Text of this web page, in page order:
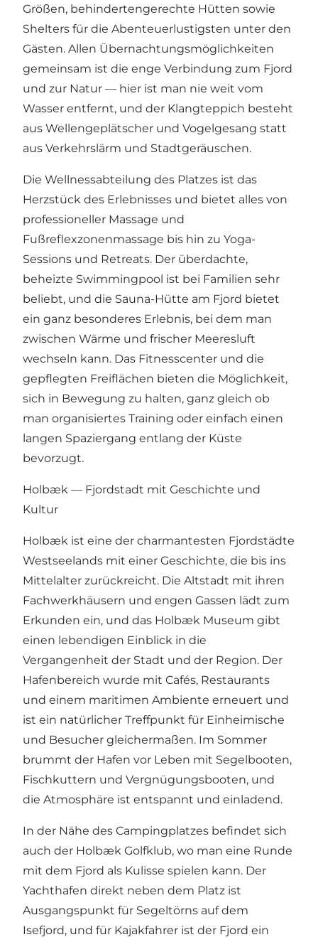
Größen, behindertengerechte Hütten sowie
Shelters für die Abenteuerlustigsten unter den
Gästen. Allen Übernachtungsmöglichkeiten
gemeinsam ist die enge Verbindung zum Fjord
und zur Natur — hier ist man nie weit vom
Wasser entfernt, und der Klangteppich besteht
aus Wellengeplätscher und Vogelgesang statt
aus Verkehrslärm und Stadtgeräuschen.
Die Wellnessabteilung des Platzes ist das
Herzstück des Erlebnisses und bietet alles von
professioneller Massage und
Fußreflexzonenmassage bis hin zu Yoga-
Sessions und Retreats. Der überdachte,
beheizte Swimmingpool ist bei Familien sehr
beliebt, und die Sauna-Hütte am Fjord bietet
ein ganz besonderes Erlebnis, bei dem man
zwischen Wärme und frischer Meeresluft
wechseln kann. Das Fitnesscenter und die
gepflegten Freiflächen bieten die Möglichkeit,
sich in Bewegung zu halten, ganz gleich ob
man organisiertes Training oder einfach einen
langen Spaziergang entlang der Küste
bevorzugt.
Holbæk — Fjordstadt mit Geschichte und
Kultur
Holbæk ist eine der charmantesten Fjordstädte
Westseelands mit einer Geschichte, die bis ins
Mittelalter zurückreicht. Die Altstadt mit ihren
Fachwerkhäusern und engen Gassen lädt zum
Erkunden ein, und das Holbæk Museum gibt
einen lebendigen Einblick in die
Vergangenheit der Stadt und der Region. Der
Hafenbereich wurde mit Cafés, Restaurants
und einem maritimen Ambiente erneuert und
ist ein natürlicher Treffpunkt für Einheimische
und Besucher gleichermaßen. Im Sommer
brummt der Hafen vor Leben mit Segelbooten,
Fischkuttern und Vergnügungsbooten, und
die Atmosphäre ist entspannt und einladend.
In der Nähe des Campingplatzes befindet sich
auch der Holbæk Golfklub, wo man eine Runde
mit dem Fjord als Kulisse spielen kann. Der
Yachthafen direkt neben dem Platz ist
Ausgangspunkt für Segeltörns auf dem
Isefjord, und für Kajakfahrer ist der Fjord ein